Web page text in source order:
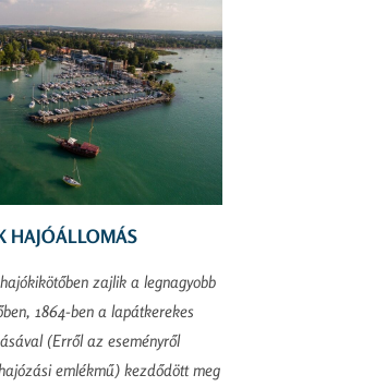
HAJÓÁLLOMÁS
zajlik a legnagyobb
1864-ben a lapátkerekes
(Erről az eseményről
emlékmű) kezdődött meg